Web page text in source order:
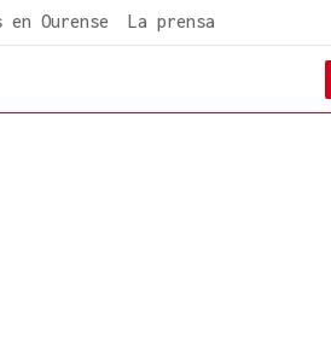
en Ourense La prensa